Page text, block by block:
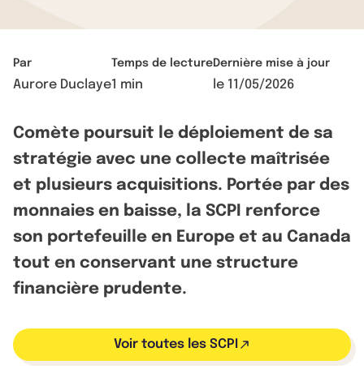
Par
Aurore Duclaye
Temps de lecture
1 min
Dernière mise à jour
le 11/05/2026
Comète poursuit le déploiement de sa
stratégie avec une collecte maîtrisée
et plusieurs acquisitions. Portée par des
monnaies en baisse, la SCPI renforce
son portefeuille en Europe et au Canada
tout en conservant une structure
financière prudente.
Voir toutes les SCPI